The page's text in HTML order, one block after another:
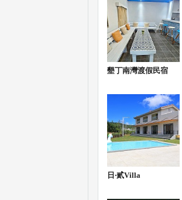
墾丁南灣渡假民宿
日‧貳Villa